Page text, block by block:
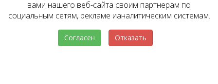
в т.ч. стоимости объектов, носит информационный
характер и не является публичной офертой. Условия
аренды объекта могут быть изменены собственником
без уведомления.
вами нашего веб-сайта своим партнерам по
социальным сетям, рекламе ианалитическим системам.
Согласен Отказать